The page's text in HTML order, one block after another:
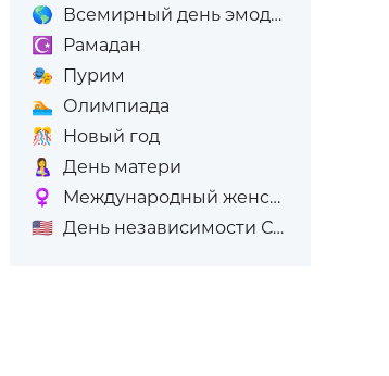
🌎 Всемирный день эмодзи
☪️
Рамадан
🎭 Пурим
🏊 Олимпиада
🎊
Новый год
🤱
День матери
♀️
Международный женский день (8-е марта)
🇺🇸 День независимости США